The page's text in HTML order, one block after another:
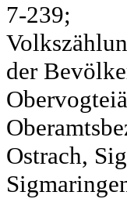
7-239;
der
Ostrach,